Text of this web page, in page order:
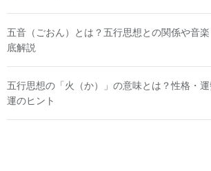
五音（ごおん）とは？五行思想との関係や音
底解説
五行思想の「火（か）」の意味とは？性格・
運のヒント